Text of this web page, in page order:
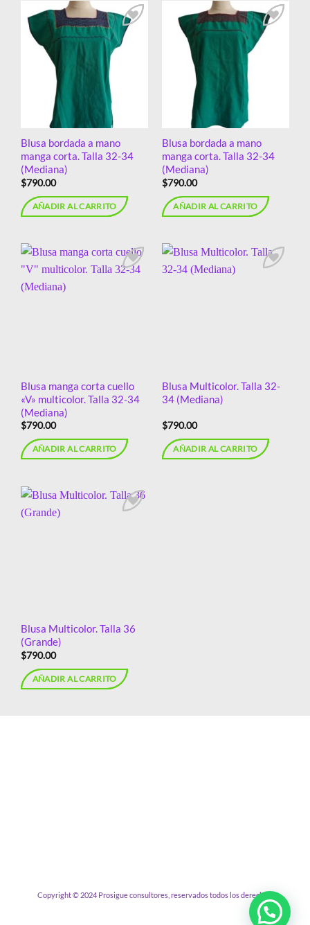
Añadir
Blusa bordada a mano
manga corta. Talla 32-34
(Mediana)
$790.00
AÑADIR AL CARRITO
Añadir
Blusa bordada a mano
manga corta. Talla 32-34
(Mediana)
$790.00
AÑADIR AL CARRITO
Blusa manga corta cuello
«V» multicolor. Talla 32-34
(Mediana)
$790.00
AÑADIR AL CARRITO
Blusa Multicolor. Talla 32-
34 (Mediana)
$790.00
AÑADIR AL CARRITO
Blusa Multicolor. Talla 36
(Grande)
$790.00
AÑADIR AL CARRITO
Copyright © 2024 Prosigue consultores, reservados todos los derechos.